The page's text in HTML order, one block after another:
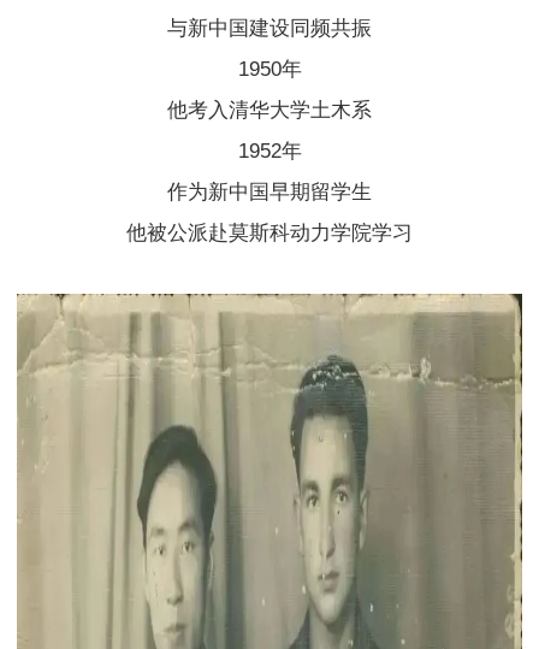
与新中国建设同频共振
1950年
他考入清华大学土木系
1952年
作为新中国早期留学生
他被公派赴莫斯科动力学院学习